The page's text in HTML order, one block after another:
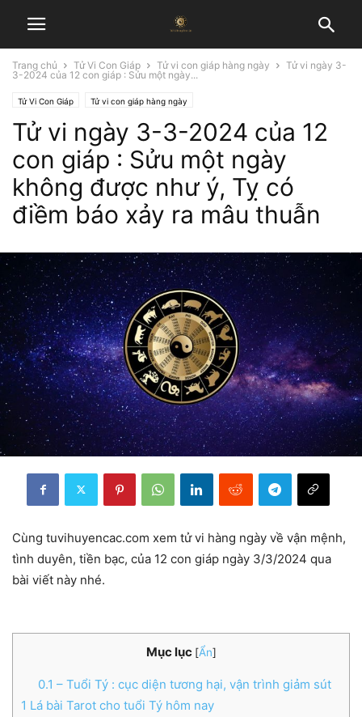
Trang chủ Tử Vi Con Giáp Tử vi con giáp hàng ngày
Tử vi ngày 3-
3-2024 của 12 con giáp : Sửu một ngày...
Tử Vi Con Giáp Tử vi con giáp hàng ngày
Tử vi ngày 3-3-2024 của 12
con giáp : Sửu một ngày
không được như ý, Tỵ có
điềm báo xảy ra mâu thuẫn
Cùng tuvihuyencac.com xem tử vi hàng ngày về vận mệnh,
tình duyên, tiền bạc, của 12 con giáp ngày 3/3/2024 qua
bài viết này nhé.
Mục lục [Ẩn]
0.1 – Tuổi Tý : cục diện tương hại, vận trình giảm sút
1 Lá bài Tarot cho tuổi Tý hôm nay